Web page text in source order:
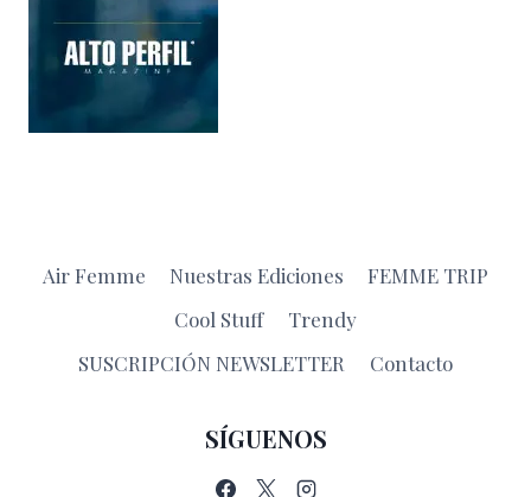
Air Femme Nuestras Ediciones
FEMME TRIP
Cool Stuff
Trendy
SUSCRIPCIÓN NEWSLETTER
Contacto
SÍGUENOS